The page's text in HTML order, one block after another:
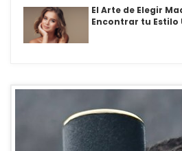
El Arte de Elegir
Encontrar tu Estilo